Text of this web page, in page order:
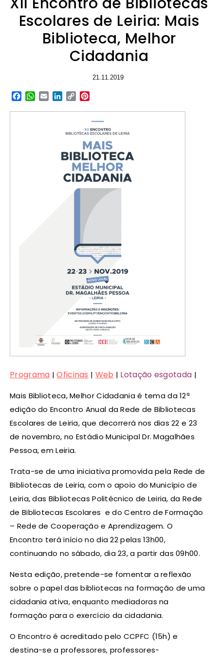
Escolares de Leiria: Mais
Biblioteca, Melhor
Cidadania
21.11.2019
Facebook
WhatsApp
EmailLinkedIn
Copy
Programa |Oficinas | Web | Lotação esgotada |
Mais Biblioteca, Melhor Cidadania é tema da 12ª
edição do Encontro Anual da Rede de Bibliotecas
Escolares de Leiria, que decorrerá nos dias 22 e 23
de novembro, no Estádio Municipal Dr. Magalhães
Pessoa, em Leiria.
Trata-se de uma iniciativa promovida pela Rede de
Bibliotecas de Leiria, com o apoio do Município de
Leiria, das Bibliotecas Politécnico de Leiria, da Rede
de Bibliotecas Escolares e do Centro de Formação
– Rede de Cooperação e Aprendizagem. O
Encontro terá início no dia 22 pelas 13h00,
continuando no sábado, dia 23, a partir das 09h00.
Nesta edição, pretende-se fomentar a reflexão
sobre o papel das bibliotecas na formação de uma
cidadania ativa, enquanto mediadoras na
formação para o exercício da cidadania.
O Encontro é acreditado pelo CCPFC (15h) e
destina-se a professores, professores-